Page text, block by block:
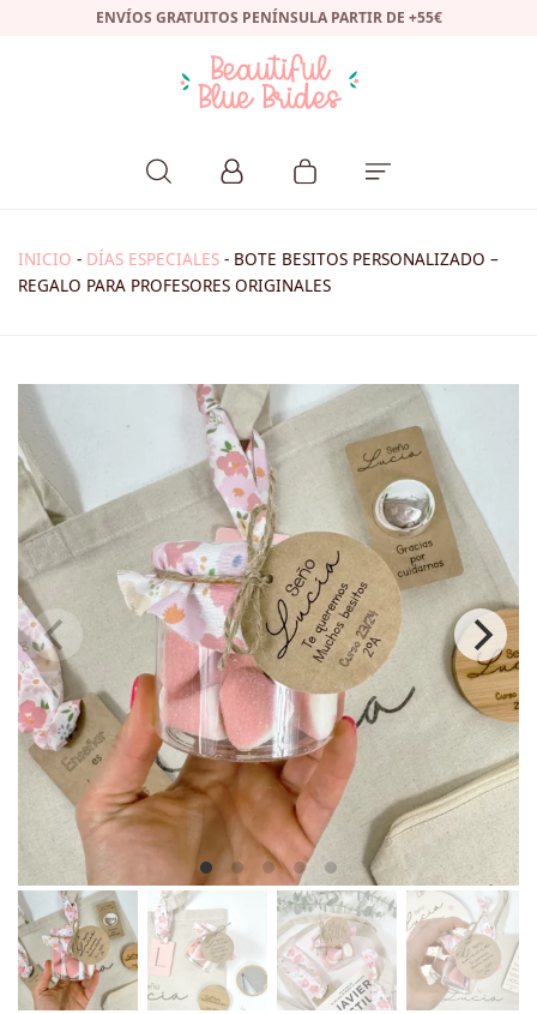
ENVÍOS GRATUITOS PENÍNSULA PARTIR DE +55€
INICIO - DÍAS ESPECIALES - BOTE BESITOS PERSONALIZADO –
REGALO PARA PROFESORES ORIGINALES